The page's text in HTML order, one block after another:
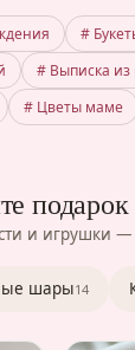
#
# Выписка из
# Цветы маме
подарок
и игрушки —
шары14